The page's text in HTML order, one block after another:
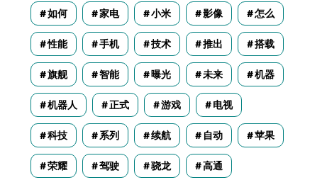
如何 家电 小米 影像 怎么
性能 手机 技术 推出 搭载
旗舰 智能 曝光 未来 机器
机器人 正式 游戏 电视
科技 系列 续航 自动 苹果
荣耀 驾驶 骁龙 高通